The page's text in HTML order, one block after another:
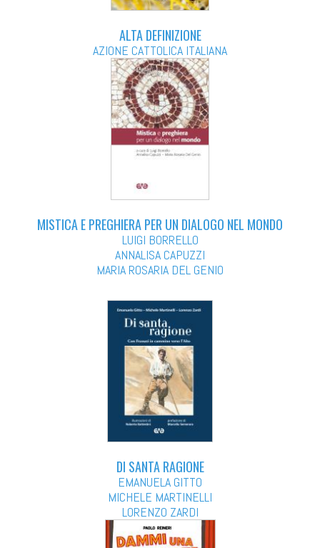
ALTA DEFINIZIONE
AZIONE CATTOLICA ITALIANA
MISTICA E PREGHIERA PER UN DIALOGO NEL MONDO
LUIGI BORRELLO
ANNALISA CAPUZZI
MARIA ROSARIA DEL GENIO
DI SANTA RAGIONE
EMANUELA GITTO
MICHELE MARTINELLI
LORENZO ZARDI